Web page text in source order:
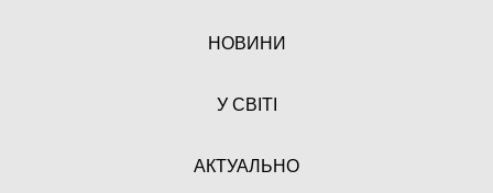
НОВИНИ
У СВІТІ
АКТУАЛЬНО